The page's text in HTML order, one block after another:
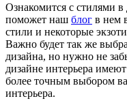
Ознакомится с стилями в
поможет наш блог в нем
стили и некоторые
Важно будет так же
дизайна, но нужно не
дизайне интерьера
более точным выбором
интерьера.